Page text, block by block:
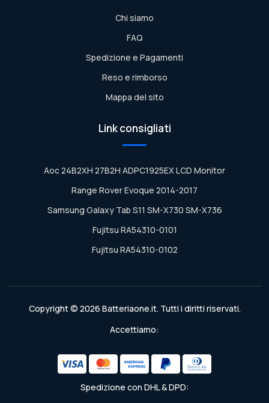
Chi siamo
FAQ
Spedizione e Pagamenti
Reso e rimborso
Mappa del sito
Link consigliati
Aoc 24B2XH 27B2H ADPC1925EX LCD Monitor
Range Rover Evoque 2014-2017
Samsung Galaxy Tab S11 SM-X730 SM-X736
Fujitsu RA54310-0101
Fujitsu RA54310-0102
Copyright © 2026 Batteriaone.it. Tutti i diritti riservati.
Accettiamo:
Spedizione con DHL & DPD: